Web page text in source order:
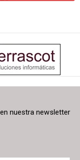
nuestra newsletter